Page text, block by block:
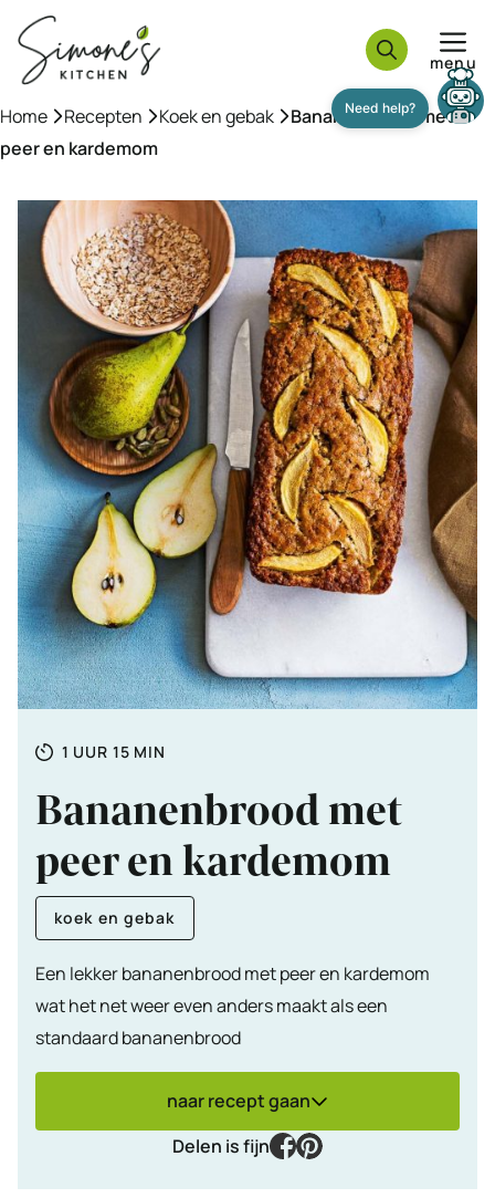
naar
inhoud
menu
Home »Recepten »Koek en gebak »Bananenbrood met
peer en kardemom
Totale
1 UUR
UUR 15MINUTEN
MIN
Bananenbrood met
peer en kardemom
koek en gebak
Een lekker bananenbrood met peer en kardemom
wat het net weer even anders maakt als een
standaard bananenbrood
naar recept gaan
Delen is fijn
facebook
pinterest